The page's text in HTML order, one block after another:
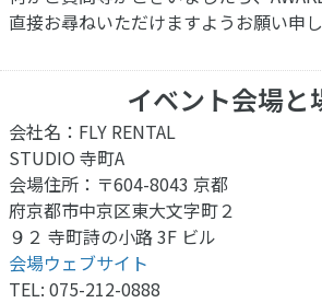
直接お尋ねいただけますようお願い申し
イベント会場と
会社名：FLY RENTAL
STUDIO 寺町A
会場住所：〒604-8043 京都
府京都市中京区東大文字町２
９２ 寺町詩の小路 3F ビル
会場ウェブサイト
TEL: 075-212-0888